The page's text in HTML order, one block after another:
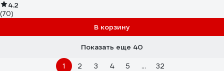
4.2
(70)
В корзину
Показать еще 40
1 2 3 4 5 ...
32